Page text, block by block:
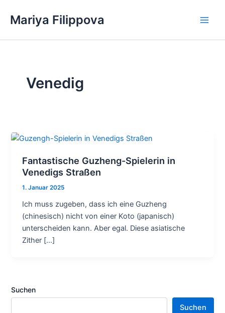
InhaltMariya Filippova
Venedig
Fantastische Guzheng-Spielerin in
Venedigs Straßen
1. Januar 2025
Ich muss zugeben, dass ich eine Guzheng
(chinesisch) nicht von einer Koto (japanisch)
unterscheiden kann. Aber egal. Diese asiatische
Zither […]
Suchen
Suchen